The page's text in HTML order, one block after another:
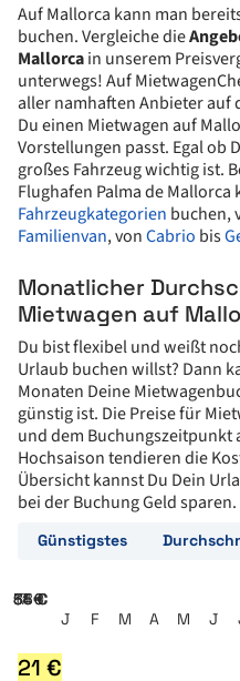
Auf Mallorca kann man
buchen. Vergleiche die
Mallorcain unserem
unterwegs! Auf
aller namhaften Anbieter auf
Du einen Mietwagen auf
Vorstellungen passt. Egal ob
großes Fahrzeug wichtig ist.
Flughafen Palma de
Fahrzeugkategorien buchen,
Familienvan, vonCabrio bis
Monatlicher
Mietwagen auf
Du bist flexibel und weißt
Urlaub buchen willst? Dann
Monaten Deine
günstig ist. Die Preise für
und dem Buchungszeitpunkt
Hochsaison tendieren die
Übersicht kannst Du Dein
bei der Buchung Geld sparen.
Günstigstes
17 €
34 €
51 €
68 €
85 €
J
F M A M J
21 €